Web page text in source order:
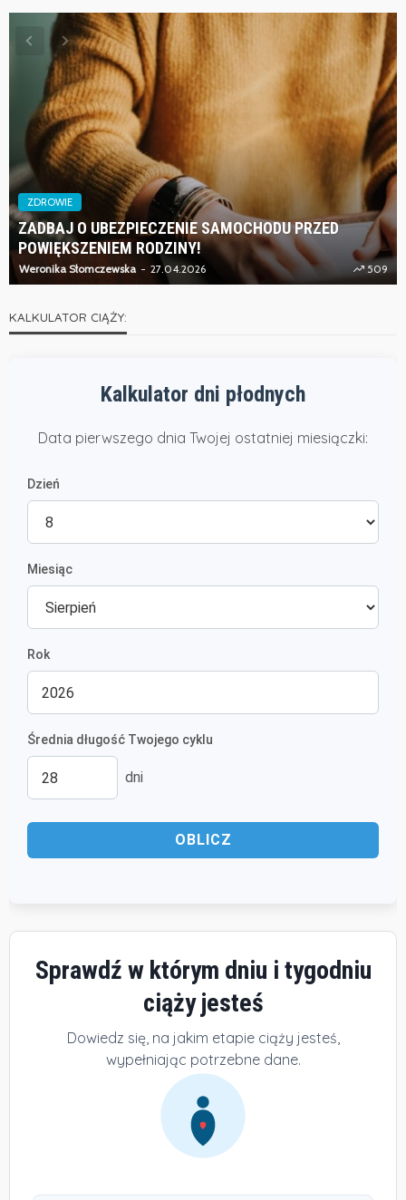
ZDROWIE
ZADBAJ O UBEZPIECZENIE SAMOCHODU PRZED
POWIĘKSZENIEM RODZINY!
Weronika Słomczewska 27.04.2026 509
KALKULATOR CIĄŻY:
Kalkulator dni płodnych
Data pierwszego dnia Twojej ostatniej miesiączki:
Dzień
Miesiąc
Rok
Średnia długość Twojego cyklu
dni
OBLICZ
Sprawdź w którym dniu i tygodniu
ciąży jesteś
Dowiedz się, na jakim etapie ciąży jesteś,
wypełniając potrzebne dane.